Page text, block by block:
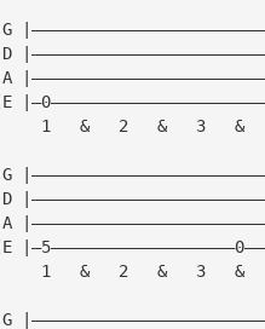
G
D
A
E
1   &   2   &   3   &
G
D
A
E
1   &   2   &   3   &
G